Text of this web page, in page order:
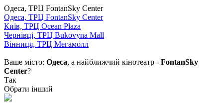
Одеса, ТРЦ FontanSky Center
Одеса, ТРЦ FontanSky Center
Київ, ТРЦ Ocean Plaza
Чернівці, ТРЦ Bukovyna Mall
Вінниця, ТРЦ Мегамолл
Ваше місто: Одеса, а найближчий кінотеатр - FontanSky
Center?
Так
Обрати інший